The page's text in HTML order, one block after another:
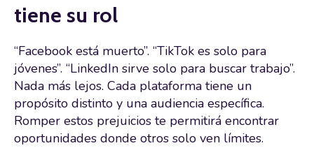
tiene su rol
“Facebook está muerto”. “TikTok es solo para
jóvenes”. “LinkedIn sirve solo para buscar trabajo”.
Nada más lejos. Cada plataforma tiene un
propósito distinto y una audiencia específica.
Romper estos prejuicios te permitirá encontrar
oportunidades donde otros solo ven límites.